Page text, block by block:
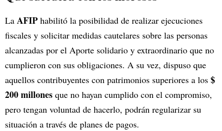
La AFIP habilitó la posibilidad de realizar ejecuciones
fiscales y solicitar medidas cautelares sobre las personas
alcanzadas por el Aporte solidario y extraordinario que no
cumplieron con sus obligaciones. A su vez, dispuso que
aquellos contribuyentes con patrimonios superiores a los $
200 millones que no hayan cumplido con el compromiso,
pero tengan voluntad de hacerlo, podrán regularizar su
situación a través de planes de pagos.